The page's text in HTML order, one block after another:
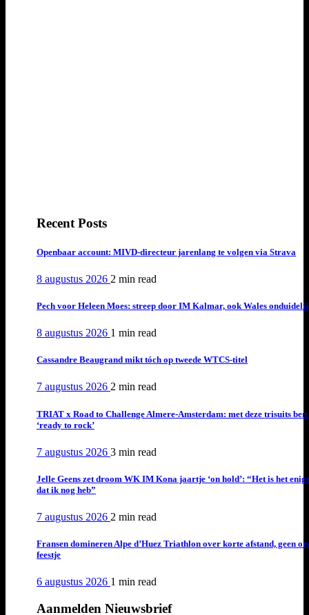
Recent Posts
Openbaar account: MIVD-directeur jarenlang te volgen via Strava
8 augustus 2026 2 min read
Pech voor Heleen Moes: streep door IM Kalmar, ook Wales
8 augustus 2026 1 min read
Cassandre Beaugrand mikt tóch op tweede WTCS-titel
7 augustus 2026 2 min read
TRIAT x Road to Challenge Almere-Amsterdam: met deze trisuits ben
‘ready to rock’
7 augustus 2026 3 min read
Jelle Geens zet droom WK IM Kona jaartje ‘on hold’: “Het is het
dat ik nog heb”
7 augustus 2026 2 min read
Fransen domineren Alpe d’Huez Triathlon over korte afstand, geen
feestje
6 augustus 2026 1 min read
Aanmelden Nieuwsbrief